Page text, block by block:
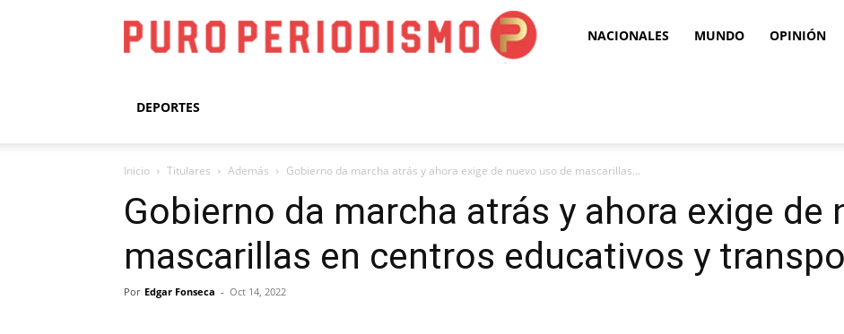
Puro NACIONALES MUNDO OPINIÓN
DEPORTES
Inicio Titulares Además Gobierno da marcha atrás y ahora exige de nuevo uso de mascarillas...
Gobierno da marcha atrás y ahora exige de
mascarillas en centros educativos y
Por Edgar Fonseca - Oct 14, 2022